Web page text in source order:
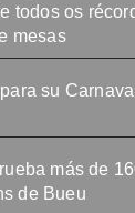
todos os
mesas
su
más de
de Bueu